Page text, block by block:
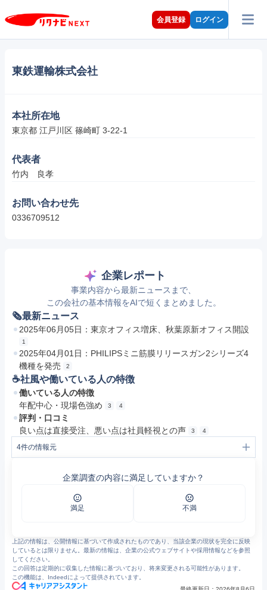
会員登録 ログイン
東鉄運輸株式会社
本社所在地
東京都 江戸川区 篠崎町 3-22-1
代表者
竹内　良孝
お問い合わせ先
0336709512
企業レポート
事業内容から最新ニュースまで、
この会社の基本情報をAIで短くまとめました。
🗞最新ニュース
2025年06月05日：東京オフィス増床、秋葉原新オフィス開設
1
2025年04月01日：PHILIPSミニ筋膜リリースガン2シリーズ4
機種を発売
2
☕️社風や働いている人の特徴
働いている人の特徴
年配中心・現場色強め
3 4
評判・口コミ
良い点は直接受注、悪い点は社員軽視との声
3 4
4件の情報元
東鉄運輸の評判・口コミ - エン カイシャの評判
企業調査の内容に満足していますか？
満足 不満
上記の情報は、公開情報に基づいて作成されたものであり、当該企業の現状を完全に反映
しているとは限りません。最新の情報は、企業の公式ウェブサイトや採用情報などを参照
してください。
この回答は定期的に収集した情報に基づいており、将来変更される可能性があります。
この機能は、Indeedによって提供されています。